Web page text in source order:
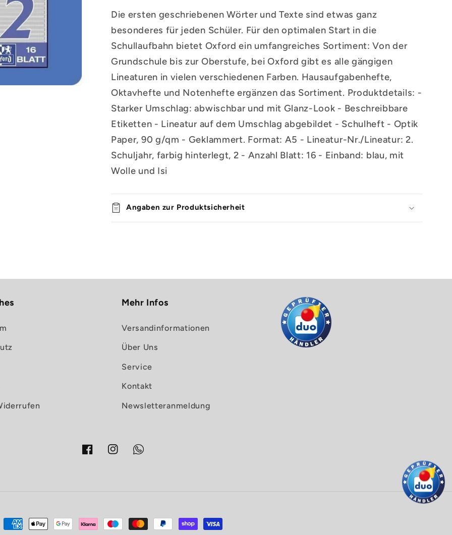
Die ersten geschriebenen Wörter und Texte sind etwas ganz
besonderes für jeden Schüler. Für den optimalen Start in die
Schullaufbahn bietet Oxford ein umfangreiches Sortiment: Von der
Grundschule bis zur Oberstufe, bei Oxford gibt es alle gängigen
Lineaturen in vielen verschiedenen Farben. Hausaufgabenhefte,
Oktavhefte und Notenhefte ergänzen das Sortiment. Produktdetails: -
Starker Umschlag: abwischbar und mit Glanz-Look - Beschreibbare
Etiketten - Lineatur auf dem Umschlag abgebildet - Schulheft - Optik
Paper, 90 g/qm - Geklammert. Format: A5 - Lineatur-Nr./Lineatur: 2.
Schuljahr, farbig hinterlegt, 2 - Anzahl Blatt: 16 - Einband: blau, mit
Wolle und Isi
Angaben zur Produktsicherheit
Mehr Infos
Versandinformationen
Über Uns
Service
Kontakt
Newsletteranmeldung
FacebookInstagram
Zahlungsmethoden